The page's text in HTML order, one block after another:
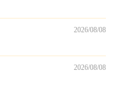
2026/08/08
2026/08/08